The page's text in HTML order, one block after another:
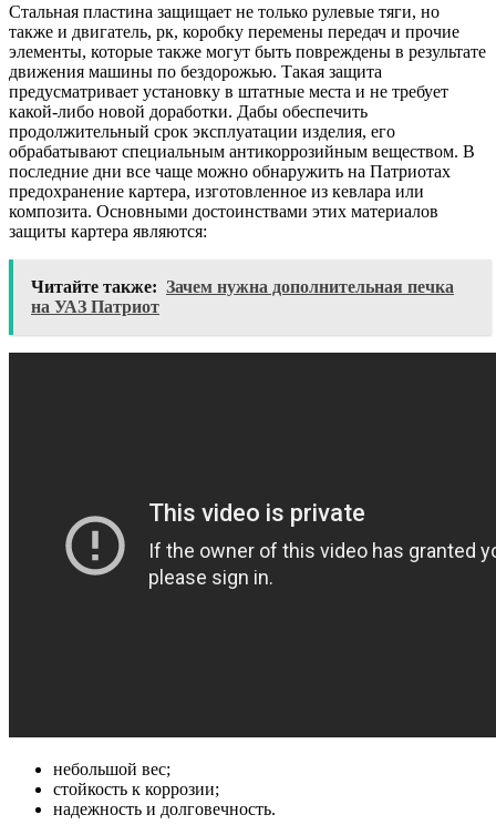
Стальная пластина защищает не только рулевые тяги, но
также и двигатель, рк, коробку перемены передач и прочие
элементы, которые также могут быть повреждены в результате
движения машины по бездорожью. Такая защита
предусматривает установку в штатные места и не требует
какой-либо новой доработки. Дабы обеспечить
продолжительный срок эксплуатации изделия, его
обрабатывают специальным антикоррозийным веществом. В
последние дни все чаще можно обнаружить на Патриотах
предохранение картера, изготовленное из кевлара или
композита. Основными достоинствами этих материалов
защиты картера являются:
Читайте также: Зачем нужна дополнительная печка
на УАЗ Патриот
небольшой вес;
стойкость к коррозии;
надежность и долговечность.